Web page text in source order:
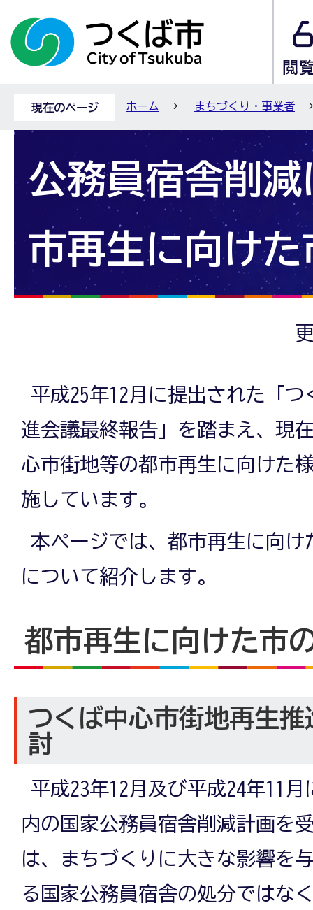
現在のページ ホーム まちづくり・事業者
公務員宿舎削減
市再生に向け
平成25年12月に提出された「
進会議最終報告」を踏まえ、現
心市街地等の都市再生に向けた
施しています。
本ページでは、都市再生に向け
について紹介します。
都市再生に向けた市
つくば中心市街地再生
討
平成23年12月及び平成24年11
内の国家公務員宿舎削減計画を
は、まちづくりに大きな影響を
る国家公務員宿舎の処分ではな